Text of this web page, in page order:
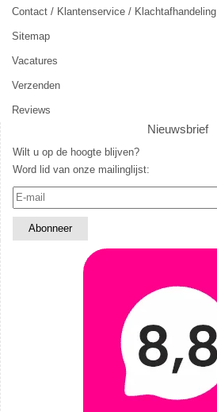
Contact / Klantenservice / Klachtafhandeling
Sitemap
Vacatures
Verzenden
Reviews
Nieuwsbrief
Wilt u op de hoogte blijven?
Word lid van onze mailinglijst: